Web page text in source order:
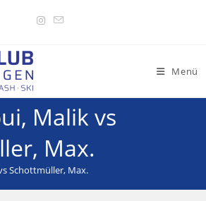
Menü
Malik vs
Max.
Schottmüller, Max.